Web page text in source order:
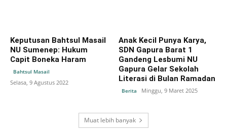
Keputusan Bahtsul Masail
NU Sumenep: Hukum
Capit Boneka Haram
Bahtsul Masail
Selasa, 9 Agustus 2022
Anak Kecil Punya Karya,
SDN Gapura Barat 1
Gandeng Lesbumi NU
Gapura Gelar Sekolah
Literasi di Bulan Ramadan
Berita Minggu, 9 Maret 2025
Muat lebih banyak